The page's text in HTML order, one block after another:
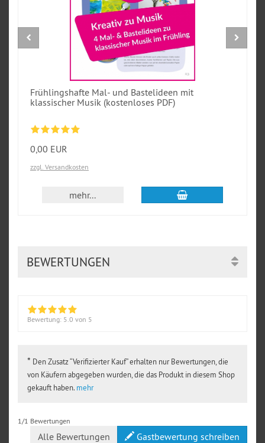
Frühlingshafte Mal- und Bastelideen mit
klassischer Musik (kostenloses PDF)
0,00 EUR
zzgl. Versandkosten
mehr... In den Warenkorb
BEWERTUNGEN
Bewertung: 5.0 von 5
* Den Zusatz “Verifizierter Kauf” erhalten nur Bewertungen, die
von Käufern abgegeben wurden, die das Produkt in diesem Shop
gekauft haben. mehr
1/1 Bewertungen
Alle Bewertungen Gastbewertung schreiben